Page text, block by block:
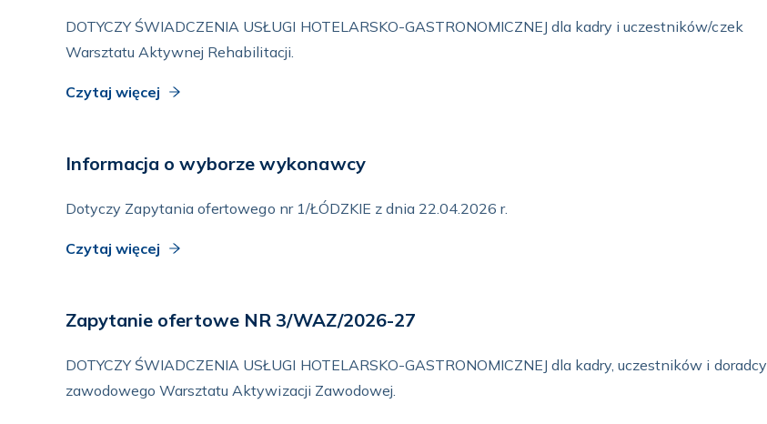
DOTYCZY ŚWIADCZENIA USŁUGI HOTELARSKO-GASTRONOMICZNEJ dla kadry i uczestników/czek
Warsztatu Aktywnej Rehabilitacji.
Czytaj więcej
Informacja o wyborze wykonawcy
Dotyczy Zapytania ofertowego nr 1/ŁÓDZKIE z dnia 22.04.2026 r.
Czytaj więcej
Zapytanie ofertowe NR 3/WAZ/2026-27
DOTYCZY ŚWIADCZENIA USŁUGI HOTELARSKO-GASTRONOMICZNEJ dla kadry, uczestników i doradcy
zawodowego Warsztatu Aktywizacji Zawodowej.